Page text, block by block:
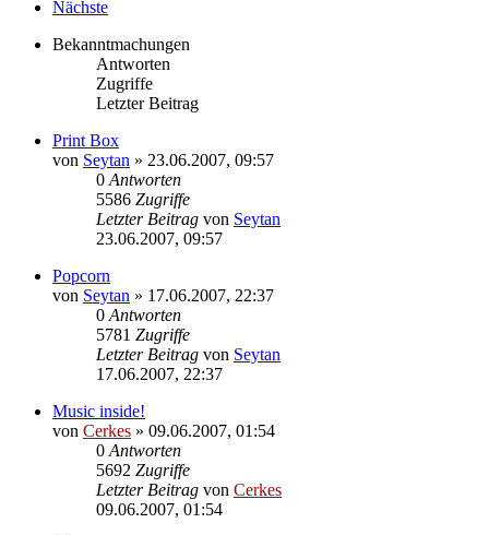
Nächste
Bekanntmachungen
Antworten
Zugriffe
Letzter Beitrag
Print Box
von Seytan » 23.06.2007, 09:57
0 Antworten
5586 Zugriffe
Letzter Beitrag von Seytan
23.06.2007, 09:57
Popcorn
von Seytan » 17.06.2007, 22:37
0 Antworten
5781 Zugriffe
Letzter Beitrag von Seytan
17.06.2007, 22:37
Music inside!
von Cerkes » 09.06.2007, 01:54
0 Antworten
5692 Zugriffe
Letzter Beitrag von Cerkes
09.06.2007, 01:54